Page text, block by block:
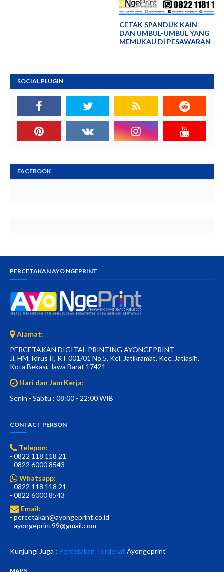
CETAK SPANDUK KAIN
DAN UMBUL-UMBUL YANG
MEMUKAU DI PESAWARAN
SOCIAL PLUGIN
FACEBOOK
PERCETAKAN AYO NGEPRINT
Alamat:
PERCETAKAN DIGITAL PRINTING AYONGEPRINT
Jl. HM. Idrus II, RT 001/01 No.5, Kel. Jatikramat, Kec. Jatiasih,
Kota Bekasi, Jawa Barat 17421
Hari dan Jam Kerja:
Senin - Sabtu : 08:00 - 22:00 WIB
CONTACT PERSON
Telepon:
- 0822 118 118 21
- 0822 6000 8543
Whatsapp:
- 0822 118 118 21
- 0822 6000 8543
Email:
- percetakan@ayongeprint.co.id
- ayongeprint99@gmail.com
Kunjungi Juga : Percetakan Terdekat Ayongeprint